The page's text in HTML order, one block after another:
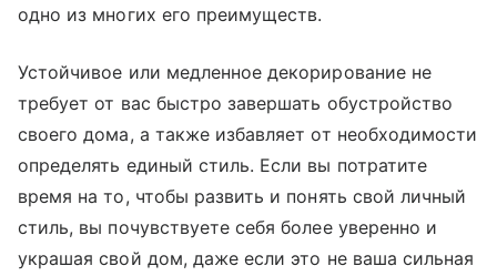
одно из многих его преимуществ.
Устойчивое или медленное декорирование не
требует от вас быстро завершать обустройство
своего дома, а также избавляет от необходимости
определять единый стиль. Если вы потратите
время на то, чтобы развить и понять свой личный
стиль, вы почувствуете себя более уверенно и
украшая свой дом, даже если это не ваша сильная